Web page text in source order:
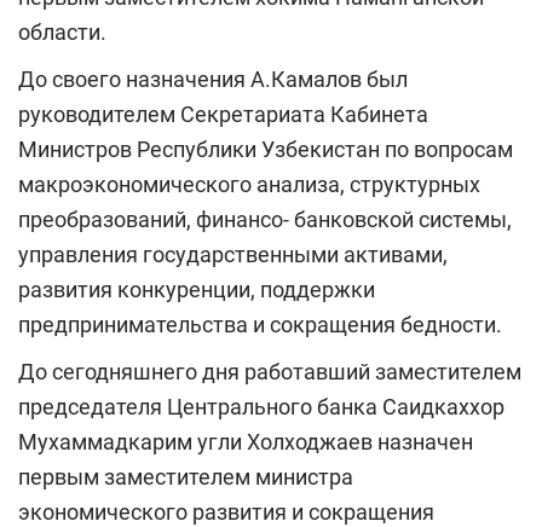
области.
До своего назначения А.Камалов был
руководителем Секретариата Кабинета
Министров Республики Узбекистан по вопросам
макроэкономического анализа, структурных
преобразований, финансо- банковской системы,
управления государственными активами,
развития конкуренции, поддержки
предпринимательства и сокращения бедности.
До сегодняшнего дня работавший заместителем
председателя Центрального банка Саидкаххор
Мухаммадкарим угли Холходжаев назначен
первым заместителем министра
экономического развития и сокращения